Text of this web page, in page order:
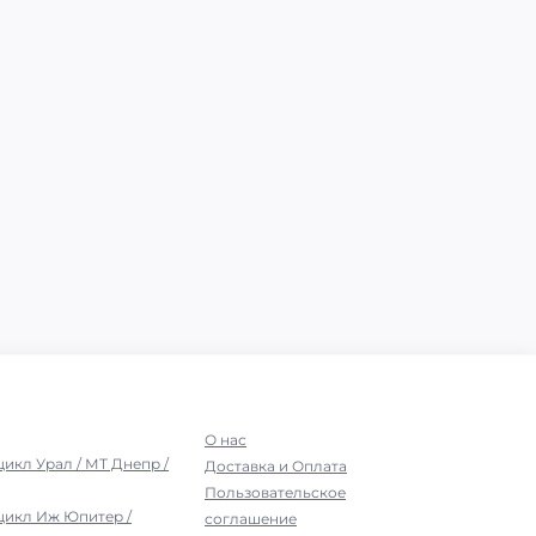
Урал / МТ Днепр /
Иж Юпитер /
О нас
Доставка и Оплата
Пользовательское
соглашение